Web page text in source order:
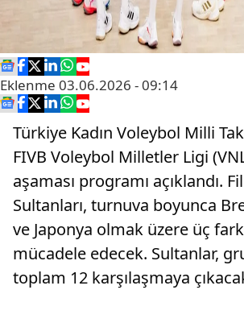
Eklenme 03.06.2026 - 09:14
Türkiye Kadın Voleybol Milli
FIVB Voleybol Milletler Ligi
aşaması programı açıklandı.
Sultanları, turnuva boyunca
ve Japonya olmak üzere üç
mücadele edecek. Sultanlar,
toplam 12 karşılaşmaya